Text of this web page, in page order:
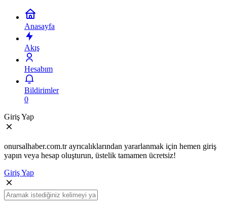
Anasayfa
Akış
Hesabım
Bildirimler
0
Giriş Yap
onursalhaber.com.tr ayrıcalıklarından yararlanmak için hemen giriş
yapın veya hesap oluşturun, üstelik tamamen ücretsiz!
Giriş Yap